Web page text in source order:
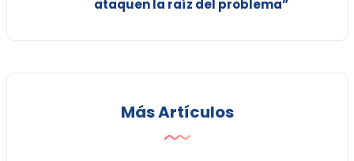
ataquen la raíz del problema”
Más Artículos